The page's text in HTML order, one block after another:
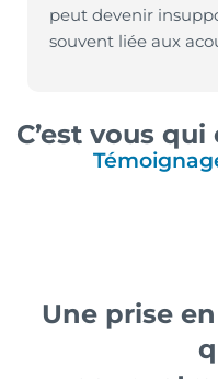
peut devenir
souvent liée aux
C’est vous
Une prise